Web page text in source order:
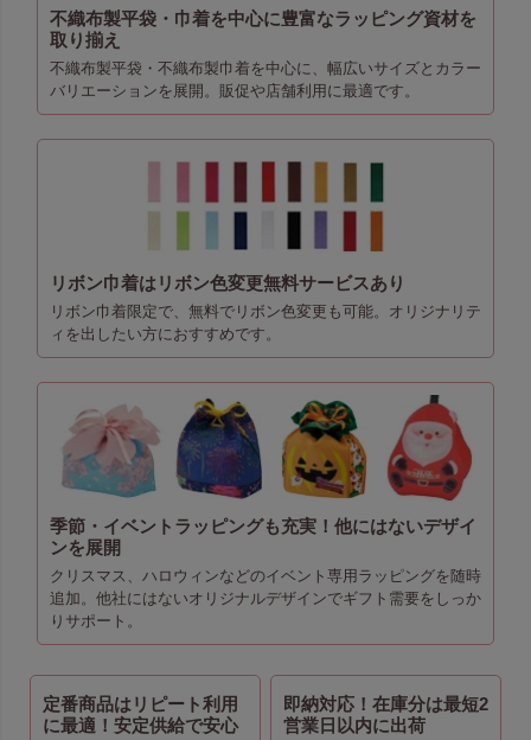
不織布製平袋・巾着を中心に豊富なラッピング資材を
取り揃え
不織布製平袋・不織布製巾着を中心に、幅広いサイズとカラー
バリエーションを展開。販促や店舗利用に最適です。
リボン巾着はリボン色変更無料サービスあり
リボン巾着限定で、無料でリボン色変更も可能。オリジナリテ
ィを出したい方におすすめです。
季節・イベントラッピングも充実！他にはないデザイ
ンを展開
クリスマス、ハロウィンなどのイベント専用ラッピングを随時
追加。他社にはないオリジナルデザインでギフト需要をしっか
りサポート。
定番商品はリピート利用
に最適！安定供給で安心
即納対応！在庫分は最短2
営業日以内に出荷